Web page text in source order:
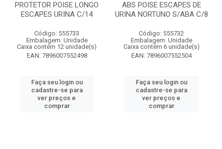
PROTETOR POISE LONGO
ESCAPES URINA C/14
Código: 555733
Embalagem: Unidade
Caixa contém 12 unidade(s)
EAN: 7896007552498
Faça seu login ou
cadastre-se para
ver preços e
comprar
ABS POISE ESCAPES DE
URINA NORTUNO S/ABA C/8
Código: 555732
Embalagem: Unidade
Caixa contém 6 unidade(s)
EAN: 7896007552504
Faça seu login ou
cadastre-se para
ver preços e
comprar